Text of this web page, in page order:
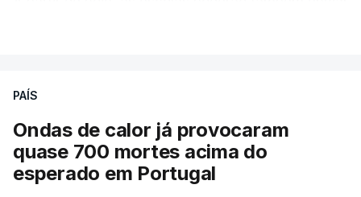
dependia da apresentação de um requerimento,
mas o Governo decidiu, a partir deste ano,
disponibilizar a cópia dos exames classificados a
PAÍS
Ondas de calor já provocaram
quase 700 mortes acima do
esperado em Portugal